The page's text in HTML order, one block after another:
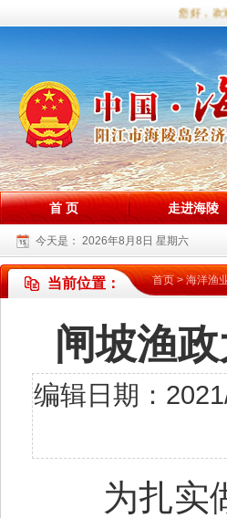
您好，欢
首 页 走进海陵
今天是： 2026年8月8日 星期六
当前位置： 首页>海洋渔
闸坡渔
编辑日期：
为扎实做